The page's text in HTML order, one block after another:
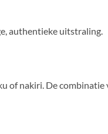
authentieke uitstraling.
of nakiri. De